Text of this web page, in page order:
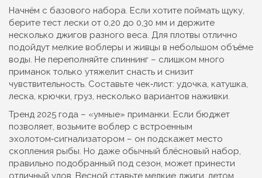
Начнём с базового набора. Если хотите поймать щуку,
берите тест лески от 0,20 до 0,30 мм и держите
несколько джигов разного веса. Для плотвы отлично
подойдут мелкие воблеры и живцы в небольшом объёме
воды. Не переполняйте спиннинг – слишком много
приманок только утяжелит снасть и снизит
чувствительность. Составьте чек‑лист: удочка, катушка,
леска, крючки, груз, несколько вариантов наживки.
Тренд 2025 года – «умные» приманки. Если бюджет
позволяет, возьмите воблер с встроенным
эхолотом‑сигнализатором – он подскажет место
скопления рыбы. Но даже обычный блёснoвый набор,
правильно подобранный под сезон, может принести
отличный улов. Весной ставьте мелкие джиги, летом